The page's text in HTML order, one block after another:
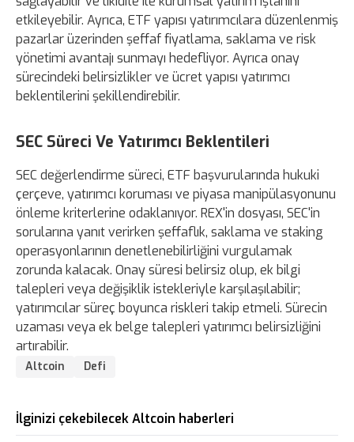
etkileyebilir. Ayrıca, ETF yapısı yatırımcılara düzenlenmiş
pazarlar üzerinden şeffaf fiyatlama, saklama ve risk
yönetimi avantajı sunmayı hedefliyor. Ayrıca onay
sürecindeki belirsizlikler ve ücret yapısı yatırımcı
beklentilerini şekillendirebilir.
SEC Süreci Ve Yatırımcı Beklentileri
SEC değerlendirme süreci, ETF başvurularında hukuki
çerçeve, yatırımcı koruması ve piyasa manipülasyonunu
önleme kriterlerine odaklanıyor. REX'in dosyası, SEC'in
sorularına yanıt verirken şeffaflık, saklama ve staking
operasyonlarının denetlenebilirliğini vurgulamak
zorunda kalacak. Onay süresi belirsiz olup, ek bilgi
talepleri veya değişiklik istekleriyle karşılaşılabilir;
yatırımcılar süreç boyunca riskleri takip etmeli. Sürecin
uzaması veya ek belge talepleri yatırımcı belirsizliğini
artırabilir.
Altcoin Defi
İlginizi çekebilecek Altcoin haberleri